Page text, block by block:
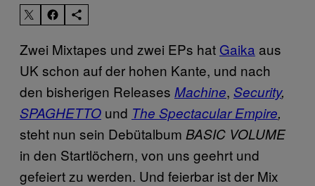
Zwei Mixtapes und zwei EPs hat Gaika aus
UK schon auf der hohen Kante, und nach
den bisherigen Releases Machine, Security,
SPAGHETTO und The Spectacular Empire,
steht nun sein Debütalbum BASIC VOLUME
in den Startlöchern, von uns geehrt und
gefeiert zu werden. Und feierbar ist der Mix